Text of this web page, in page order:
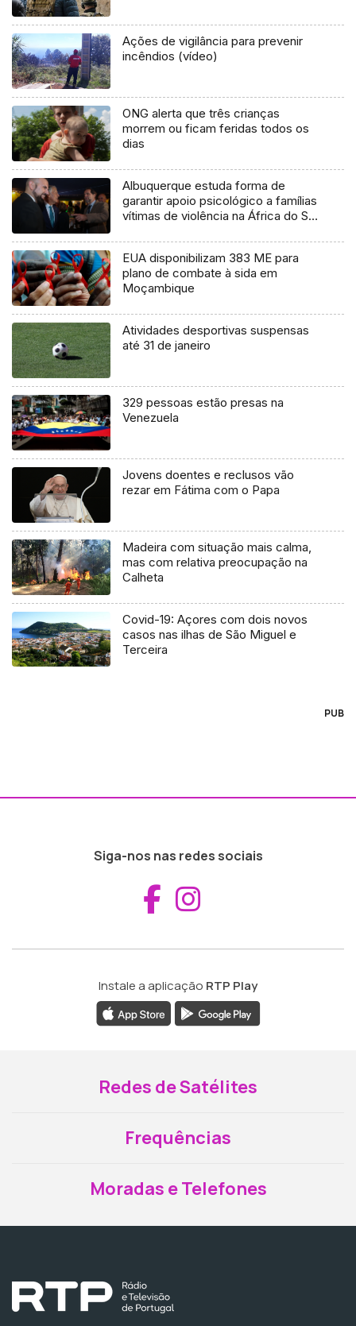
Ações de vigilância para prevenir
incêndios (vídeo)
ONG alerta que três crianças
morrem ou ficam feridas todos os
dias
Albuquerque estuda forma de
garantir apoio psicológico a famílias
vítimas de violência na África do Sul
EUA disponibilizam 383 ME para
plano de combate à sida em
Moçambique
Atividades desportivas suspensas
até 31 de janeiro
329 pessoas estão presas na
Venezuela
Jovens doentes e reclusos vão
rezar em Fátima com o Papa
Madeira com situação mais calma,
mas com relativa preocupação na
Calheta
Covid-19: Açores com dois novos
casos nas ilhas de São Miguel e
Terceira
PUB
Siga-nos nas redes sociais
Aceder ao
Instale a aplicação RTP Play
Redes de Satélites
Frequências
Moradas e Telefones